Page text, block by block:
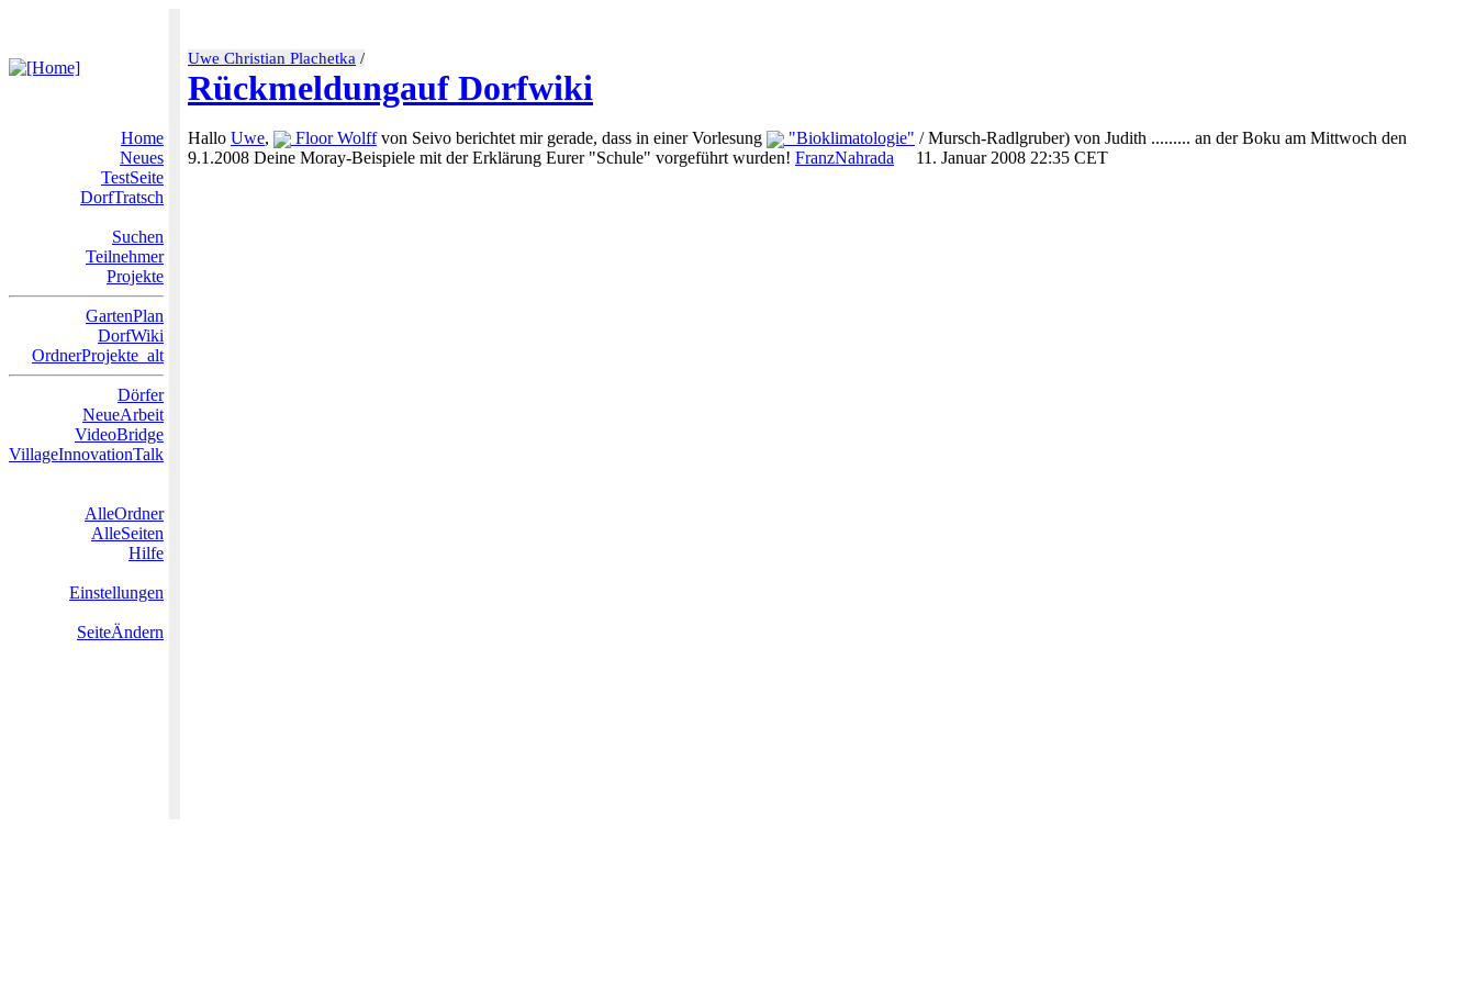
Uwe Christian Plachetka /
Rückmeldungauf Dorfwiki
Home
Neues
TestSeite
DorfTratsch
Suchen
Teilnehmer
Projekte
GartenPlan
DorfWiki
OrdnerProjekte_alt
Dörfer
NeueArbeit
VideoBridge
VillageInnovationTalk
AlleOrdner
AlleSeiten
Hilfe
Einstellungen
SeiteÄndern
Hallo Uwe, Floor Wolffvon Seivo berichtet mir gerade, dass in einer Vorlesung "Bioklimatologie" / Mursch-Radlgruber) von Judith ......... an der Boku am Mittwoch den
9.1.2008 Deine Moray-Beispiele mit der Erklärung Eurer "Schule" vorgeführt wurden! FranzNahrada 11. Januar 2008 22:35 CET